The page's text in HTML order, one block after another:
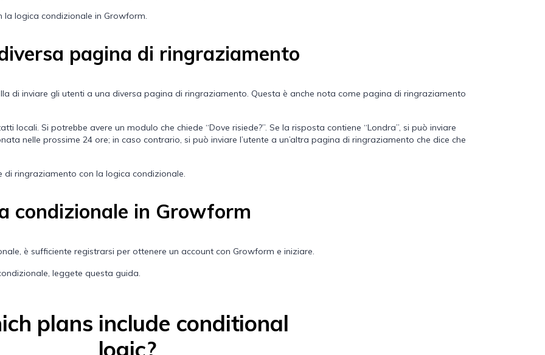
logica condizionale in Growform.
pagina di ringraziamento
di inviare gli utenti a una diversa pagina di ringraziamento. Questa è anche nota come pagina di ringraziamento
locali. Si potrebbe avere un modulo che chiede “Dove risiede?”. Se la risposta contiene “Londra”, si può inviare
nelle prossime 24 ore; in caso contrario, si può inviare l’utente a un’altra pagina di ringraziamento che dice che
ringraziamento con la logica condizionale.
condizionale in Growform
è sufficiente registrarsi per ottenere un account con Growform e iniziare.
leggete questa guida.
plans include conditional
logic?